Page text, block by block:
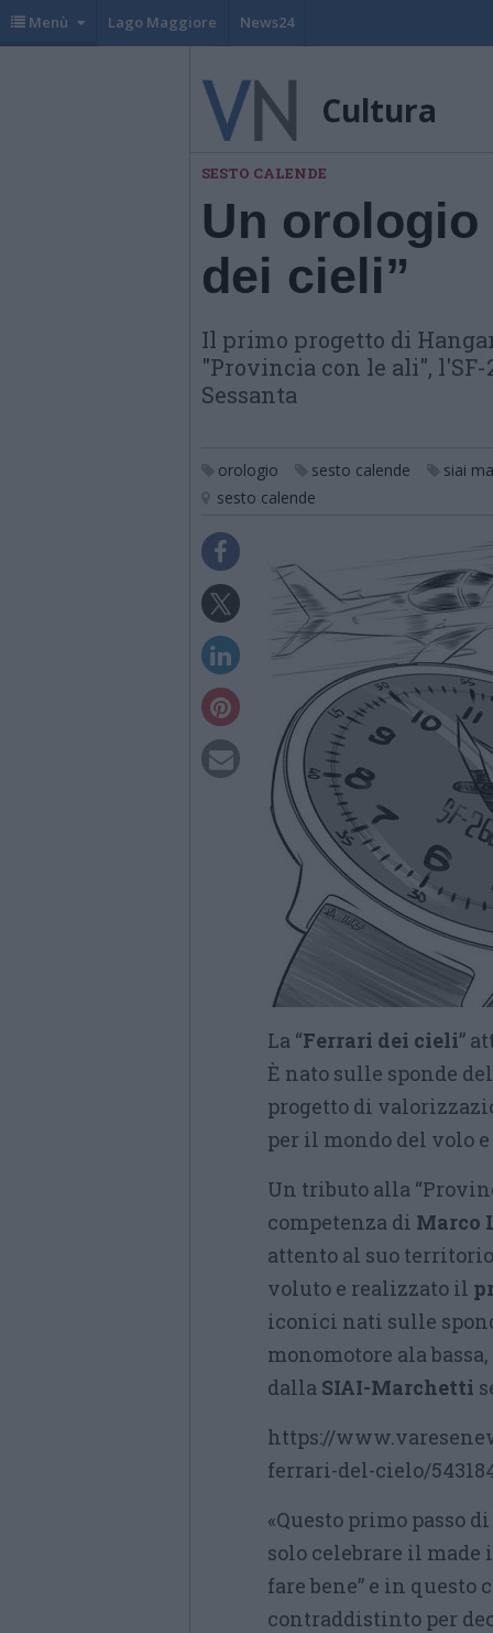
Menù Lago Maggiore News24
Cultura
SESTO CALENDE
Un orologio
dei cieli”
Il primo progetto di
"Provincia con le ali",
Sessanta
orologio sesto calende siai
sesto calende
La “Ferrari dei cieli”
È nato sulle sponde
progetto di
per il mondo del volo
Un tributo alla
competenza di Marco
attento al suo
voluto e realizzato il
iconici nati sulle
monomotore ala
dalla SIAI-Marchetti
https://
ferrari-del-cielo/
«Questo primo passo di
solo celebrare il
fare bene” e in questo
contraddistinto per